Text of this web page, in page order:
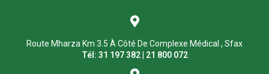
Route Mharza Km 3.5 À Côté De Complexe Médical , Sfax
Tél: 31 197 382 | 21 800 072